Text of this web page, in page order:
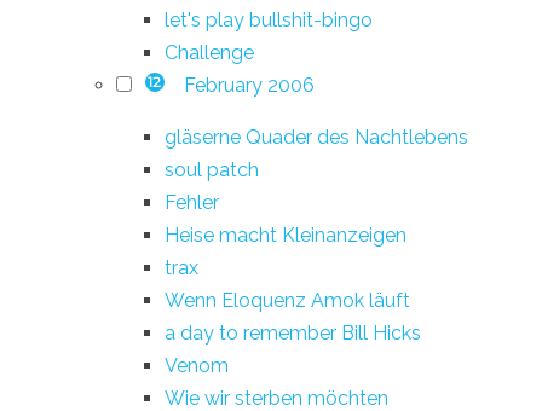
let's play bullshit-bingo
Challenge
12 February 2006
gläserne Quader des Nachtlebens
soul patch
Fehler
Heise macht Kleinanzeigen
trax
Wenn Eloquenz Amok läuft
a day to remember Bill Hicks
Venom
Wie wir sterben möchten